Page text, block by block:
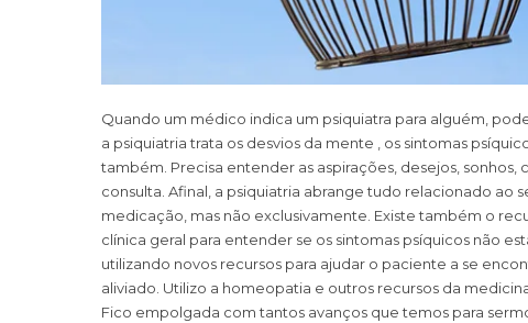
Quando um médico indica um psiquiatra para alguém,
a psiquiatria trata os desvios da mente , os sintomas
também. Precisa entender as aspirações, desejos,
consulta. Afinal, a psiquiatria abrange tudo relacionado ao
medicação, mas não exclusivamente. Existe também o
clínica geral para entender se os sintomas psíquicos não
utilizando novos recursos para ajudar o paciente a se
aliviado. Utilizo a homeopatia e outros recursos da
Fico empolgada com tantos avanços que temos para